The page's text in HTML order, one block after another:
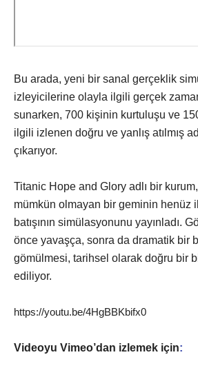
Bu arada, yeni bir sanal gerçeklik
izleyicilerine olayla ilgili gerçek
sunarken, 700 kişinin kurtuluşu ve
ilgili izlenen doğru ve yanlış atılmış
çıkarıyor.
Titanic Hope and Glory adlı bir
mümkün olmayan bir geminin henüz
batışının simülasyonunu yayınladı.
önce yavaşça, sonra da dramatik bir
gömülmesi, tarihsel olarak doğru bir
ediliyor.
https://youtu.be/4HgBBKbifx0
Videoyu Vimeo’dan izlemek için: